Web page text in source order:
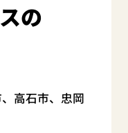
の
高石市、忠岡